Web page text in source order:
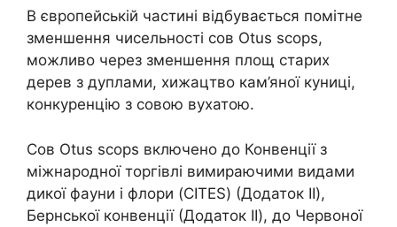
В європейській частині відбувається помітне
зменшення чисельності сов Otus scops,
можливо через зменшення площ старих
дерев з дуплами, хижацтво кам’яної куниці,
конкуренцію з совою вухатою.
Сов Otus scops включено до Конвенції з
міжнародної торгівлі вимираючими видами
дикої фауни і флори (CITES) (Додаток II),
Бернської конвенції (Додаток II), до Червоної